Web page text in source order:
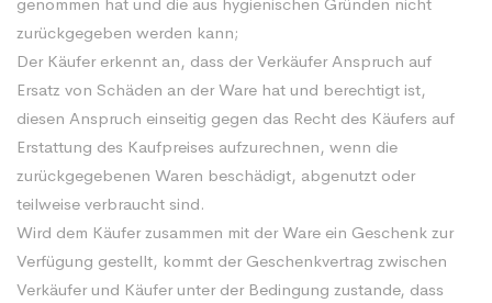
zurückgegeben werden kann;
Der Käufer erkennt an, dass der Verkäufer Anspruch auf
Ersatz von Schäden an der Ware hat und berechtigt ist,
diesen Anspruch einseitig gegen das Recht des Käufers auf
Erstattung des Kaufpreises aufzurechnen, wenn die
zurückgegebenen Waren beschädigt, abgenutzt oder
teilweise verbraucht sind.
Wird dem Käufer zusammen mit der Ware ein Geschenk zur
Verfügung gestellt, kommt der Geschenkvertrag zwischen
Verkäufer und Käufer unter der Bedingung zustande, dass